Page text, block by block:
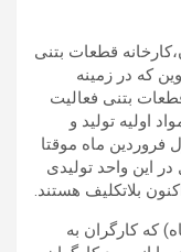
قطعات بتنی
رشت به قزوین که در زمینه
بتنی فعالیت
اولیه تولید و
فروردین ماه موقتا
کارگر شاغل در این واحد تولیدی
که کارگران به